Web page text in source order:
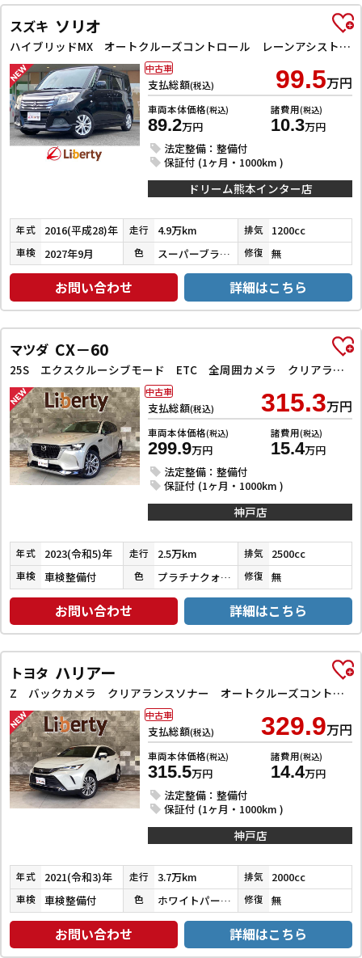
スズキ ソリオ
ハイブリッドMX オートクルーズコントロール レーンアシスト 衝突被害軽減システム 両側スライド・片側電動 スマートキー アイドリングストップ 電動格納ミラー シートヒーター ウォークスルー CVT アルミホイール
支払総額(税込) 99.5万円
車両本体価格(税込)
89.2万円
諸費用(税込)
10.3万円
法定整備：整備付
保証付 (1ヶ月・1000km )
中古車
ドリーム熊本インター店
年式 2016(平成28)年 走行 4.9万km 排気 1200cc
車検 2027年9月 色 スーパーブラックパール 修復 無
お問い合わせ 詳細はこちら
マツダ CX－60
25S エクスクルーシブモード ETC 全周囲カメラ クリアランスソナー オートクルーズコントロール レーンアシスト パワーシート 衝突被害軽減システム サンルーフ TV オートマチックハイビーム オートライト 電動リアゲート
支払総額(税込) 315.3万円
車両本体価格(税込)
299.9万円
諸費用(税込)
15.4万円
法定整備：整備付
保証付 (1ヶ月・1000km )
中古車
神戸店
年式 2023(令和5)年 走行 2.5万km 排気 2500cc
車検 車検整備付 色 プラチナクォーツメタリック 修復 無
お問い合わせ 詳細はこちら
トヨタ ハリアー
Z バックカメラ クリアランスソナー オートクルーズコントロール レーンアシスト パワーシート 衝突被害軽減システム ナビ TV オートマチックハイビーム オートライト LEDヘッドランプ 電動リアゲート
支払総額(税込) 329.9万円
車両本体価格(税込)
315.5万円
諸費用(税込)
14.4万円
法定整備：整備付
保証付 (1ヶ月・1000km )
中古車
神戸店
年式 2021(令和3)年 走行 3.7万km 排気 2000cc
車検 車検整備付 色 ホワイトパールクリスタルシャイン 修復 無
お問い合わせ 詳細はこちら